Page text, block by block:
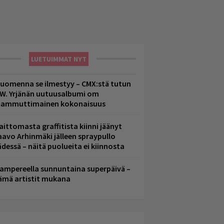
LUETUIMMAT NYT
se ilmestyy – CMX:stä tutun
Yrjänän uutuusalbumi om
kokonaisuus
graffitista kiinni jäänyt
Arhinmäki jälleen spraypullo
– näitä puolueita ei kiinnosta
sunnuntaina superpäivä –
artistit mukana